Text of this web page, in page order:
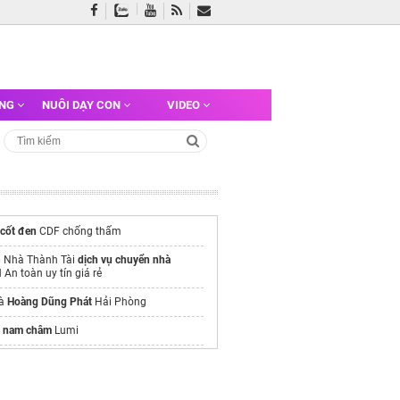
NUÔI DẠY CON VIDEO
đen CDF chống thấm
Nhà Thành Tài dịch vụ chuyển nhà
An toàn uy tín giá rẻ
Hoàng Dũng Phát Hải Phòng
châm Lumi